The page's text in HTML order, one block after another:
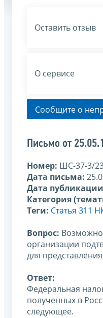
Оставить отзыв
О сервисе
Сообщите о
Письмо от
Номер: ШС-37-3/
Дата письма:
Дата
Категория
Теги: Статья 311
Вопрос: Возможно
организации
для
Ответ:
Федеральная
полученных в
следующее.